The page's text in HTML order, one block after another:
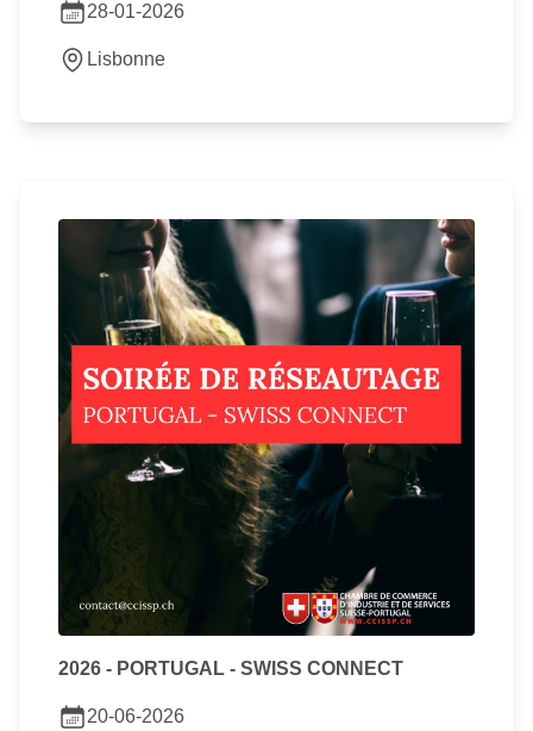
28-01-2026
Lisbonne
2026 - PORTUGAL - SWISS CONNECT
20-06-2026